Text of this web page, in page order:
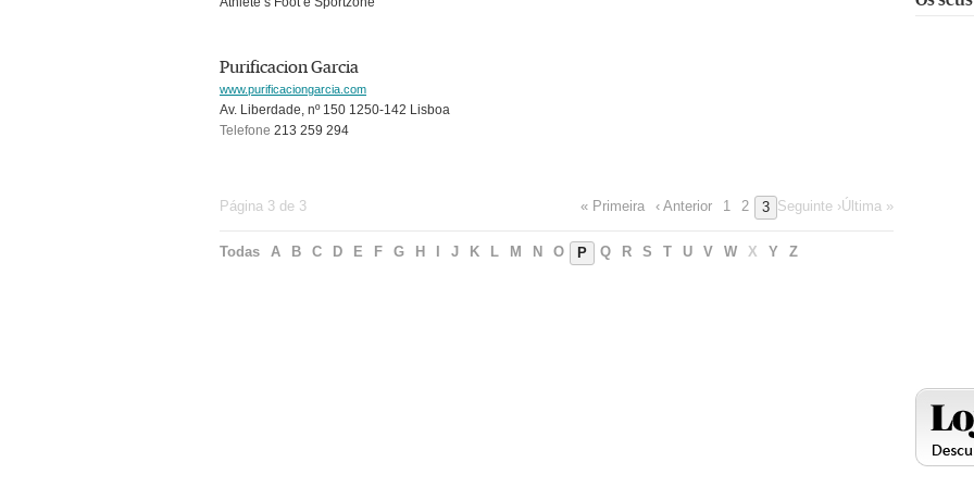
Purificacion Garcia
www.purificaciongarcia.com
Av. Liberdade, nº 150 1250-142 Lisboa
Telefone 213 259 294
Página 3 de 3 « Primeira ‹ Anterior 1 2 3 Seguinte ›Última »
Todas A B C D E F G H J K L M N O P Q R S T U V W X Y Z